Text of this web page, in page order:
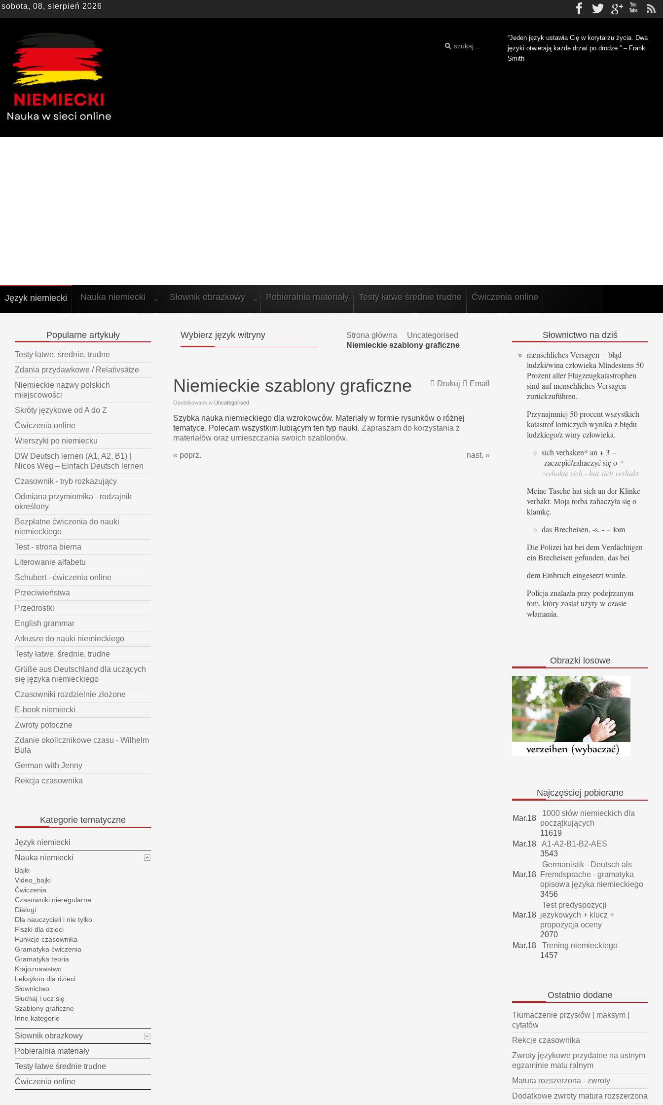
sobota, 08, sierpień 2026 Facebook
Twittergplus
“Jeden język ustawia Cię w korytarzu życia. Dwa
języki otwierają każde drzwi po drodze.” – Frank
Smith
Język niemiecki Nauka niemiecki Słownik obrazkowy Pobieralnia materiały Testy łatwe średnie trudne Ćwiczenia online
Wybierz język witryny Strona główna
Uncategorised
Niemieckie szablony graficzne
Email
Drukuj
Niemieckie szablony graficzne
Opublikowano w Uncategorised
Szybka nauka niemieckiego dla wzrokowców. Materiały w formie rysunków o różnej
tematyce. Polecam wszystkim lubiącym ten typ nauki. Zapraszam do korzystania z
materiałów oraz umieszczania swoich szablonów.
« poprz. nast. »
Popularneartykuły
Testy łatwe, średnie, trudne
Zdania przydawkowe / Relativsätze
Niemieckie nazwy polskich
miejscowości
Skróty językowe od A do Z
Ćwiczenia online
Wierszyki po niemiecku
DW Deutsch lernen (A1, A2, B1) |
Nicos Weg – Einfach Deutsch lernen
Czasownik - tryb rozkazujący
Odmiana przymiotnika - rodzajnik
określony
Bezpłatne ćwiczenia do nauki
niemieckiego
Test - strona bierna
Literowanie alfabetu
Schubert - ćwiczenia online
Przeciwieństwa
Przedrostki
English grammar
Arkusze do nauki niemieckiego
Testy łatwe, średnie, trudne
Grüße aus Deutschland dla uczących
się języka niemieckiego
Czasowniki rozdzielnie złożone
E-book niemiecki
Zwroty potoczne
Zdanie okolicznikowe czasu - Wilhelm
Bula
German with Jenny
Rekcja czasownika
Kategorie tematyczne
Język niemiecki
Nauka niemiecki
Bajki
Video_bajki
Ćwiczenia
Czasowniki nieregularne
Dialogi
Dla nauczycieli i nie tylko
Fiszki dla dzieci
Funkcje czasownika
Gramatyka ćwiczenia
Gramatyka teoria
Krajoznawstwo
Leksykon dla dzieci
Słownictwo
Słuchaj i ucz się
Szablony graficzne
Inne kategorie
Słownik obrazkowy
Pobieralnia materiały
Testy łatwe średnie trudne
Ćwiczenia online
Słownictwo na dziś
menschliches Versagen – błąd
ludzki/wina człowieka Mindestens 50
Prozent aller Flugzeugkatastrophen
sind auf menschliches Versagen
zurückzuführen.
Przynajmniej 50 procent wszystkich
katastrof lotniczych wynika z błędu
ludzkiego/z winy człowieka.
sich verhaken* an + 3 –
zaczepić/zahaczyć się o *
verhakte sich - hat sich verhakt
Meine Tasche hat sich an der Klinke
verhakt. Moja torba zahaczyła się o
klamkę.
das Brecheisen, -s, - – łom
Die Polizei hat bei dem Verdächtigen
ein Brecheisen gefunden, das bei
dem Einbruch eingesetzt wurde.
Policja znalazła przy podejrzanym
łom, który został użyty w czasie
włamania.
Obrazki losowe
Najczęściej pobierane
Mar.18
1000 słów niemieckich dla
początkujących
11619
Mar.18
A1-A2-B1-B2-AES
3543
Mar.18
Germanistik - Deutsch als
Fremdsprache - gramatyka
opisowa języka niemieckiego
3456
Mar.18
Test predyspozycji
jezykowych + klucz +
propozycja oceny
2070
Mar.18
Trening niemieckiego
1457
Ostatnio dodane
Tłumaczenie przysłów | maksym |
cytatów
Rekcje czasownika
Zwroty językowe przydatne na ustnym
egzaminie matu ralnym
Matura rozszerzona - zwroty
Dodatkowe zwroty matura rozszerzona